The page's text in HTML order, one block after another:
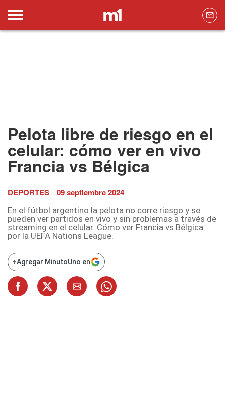
Pelota libre de riesgo en el
celular: cómo ver en vivo
Francia vs Bélgica
DEPORTES 09 septiembre 2024
En el fútbol argentino la pelota no corre riesgo y se
pueden ver partidos en vivo y sin problemas a través de
streaming en el celular. Cómo ver Francia vs Bélgica
por la UEFA Nations League.
+Agregar MinutoUno en